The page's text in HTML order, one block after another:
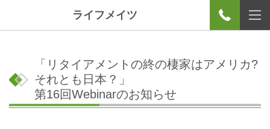
ライフメイツ
「リタイアメントの終の棲家はアメリカ?
それとも日本？」
第16回Webinarのお知らせ